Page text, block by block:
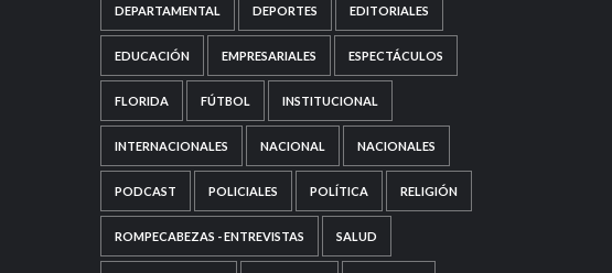
DEPARTAMENTAL DEPORTES EDITORIALES
EDUCACIÓN EMPRESARIALES ESPECTÁCULOS
FLORIDA FÚTBOL INSTITUCIONAL
INTERNACIONALES NACIONAL NACIONALES
PODCAST POLICIALES POLÍTICA RELIGIÓN
ROMPECABEZAS - ENTREVISTAS SALUD